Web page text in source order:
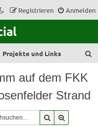
Anmelden
Registrieren
Projekte und Links
auf dem FKK
Strand
Suche